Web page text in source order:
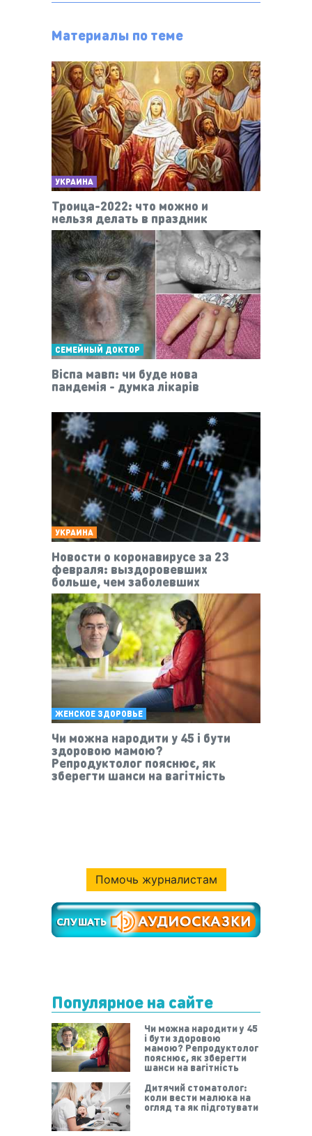
Материалы по теме
УКРАИНА
Троица-2022: что можно и
нельзя делать в праздник
СЕМЕЙНЫЙ ДОКТОР
Віспа мавп: чи буде нова
пандемія - думка лікарів
УКРАИНА
Новости о коронавирусе за 23
февраля: выздоровевших
больше, чем заболевших
ЖЕНСКОЕ ЗДОРОВЬЕ
Чи можна народити у 45 і бути
здоровою мамою?
Репродуктолог пояснює, як
зберегти шанси на вагітність
Помочь журналистам
Популярное на сайте
Чи можна народити у 45
і бути здоровою
мамою? Репродуктолог
пояснює, як зберегти
шанси на вагітність
Дитячий стоматолог:
коли вести малюка на
огляд та як підготувати